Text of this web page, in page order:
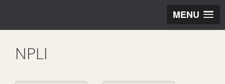
MENU
NPLI